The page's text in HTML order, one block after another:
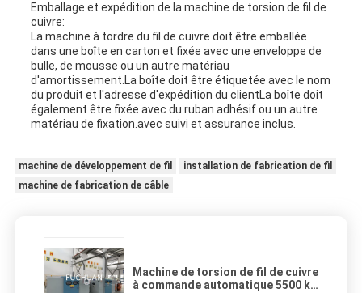
Emballage et expédition de la machine de torsion de fil de
cuivre:
La machine à tordre du fil de cuivre doit être emballée
dans une boîte en carton et fixée avec une enveloppe de
bulle, de mousse ou un autre matériau
d'amortissement.La boîte doit être étiquetée avec le nom
du produit et l'adresse d'expédition du clientLa boîte doit
également être fixée avec du ruban adhésif ou un autre
matériau de fixation.avec suivi et assurance inclus.
machine de développement de fil
installation de fabrication de fil
machine de fabrication de câble
Machine de torsion de fil de cuivre
à commande automatique 5500 kg